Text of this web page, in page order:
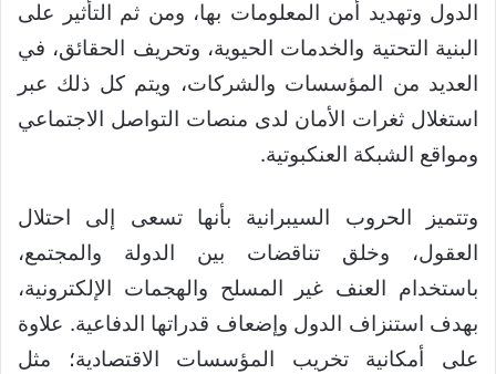
الدول وتهديد أمن المعلومات بها، ومن ثم التأثير على
البنية التحتية والخدمات الحيوية، وتحريف الحقائق، في
العديد من المؤسسات والشركات، ويتم كل ذلك عبر
استغلال ثغرات الأمان لدى منصات التواصل الاجتماعي
ومواقع الشبكة العنكبوتية.
وتتميز الحروب السيبرانية بأنها تسعى إلى احتلال
العقول، وخلق تناقضات بين الدولة والمجتمع،
باستخدام العنف غير المسلح والهجمات الإلكترونية،
بهدف استنزاف الدول وإضعاف قدراتها الدفاعية. علاوة
على أمكانية تخريب المؤسسات الاقتصادية؛ مثل